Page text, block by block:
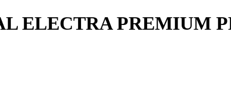
ELECTRA PREMIUM